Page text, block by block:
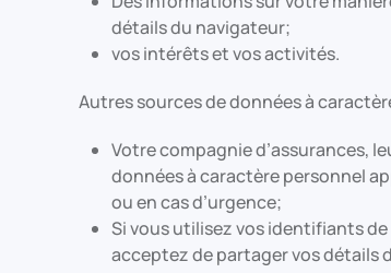
détails du navigateur;
vos intérêts et vos activités.
Autres sources de données à
Votre compagnie d’assurances,
données à caractère personnel
ou en cas d’urgence;
Si vous utilisez vos identifiants
acceptez de partager vos détails